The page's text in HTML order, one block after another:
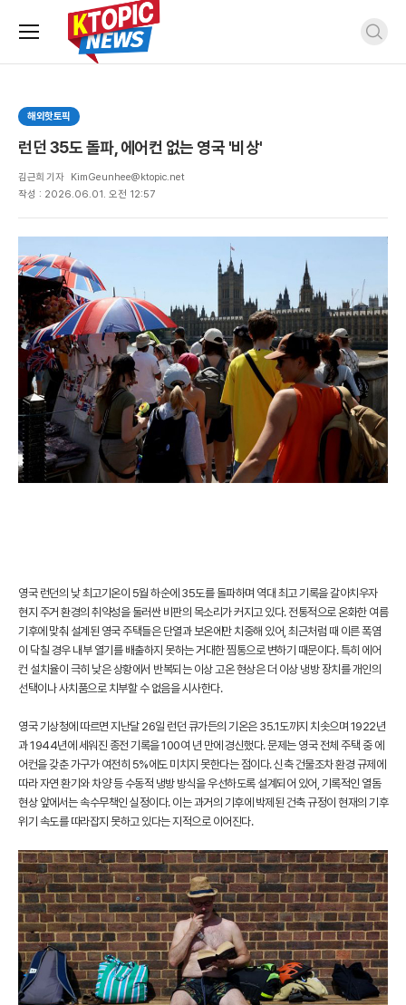
검
주
스
메
뉴
펼
치
기
해외핫토픽
런던 35도 돌파, 에어컨 없는 영국 '비상'
김근희 기자
KimGeunhee@ktopic.net
작성 : 2026.06.01. 오전 12:57
영국 런던의 낮 최고기온이 5월 하순에 35도를 돌파하며 역대 최고 기록을 갈아치우자
현지 주거 환경의 취약성을 둘러싼 비판의 목소리가 커지고 있다. 전통적으로 온화한 여름
기후에 맞춰 설계된 영국 주택들은 단열과 보온에만 치중해 있어, 최근처럼 때 이른 폭염
이 닥칠 경우 내부 열기를 배출하지 못하는 거대한 찜통으로 변하기 때문이다. 특히 에어
컨 설치율이 극히 낮은 상황에서 반복되는 이상 고온 현상은 더 이상 냉방 장치를 개인의
선택이나 사치품으로 치부할 수 없음을 시사한다.
영국 기상청에 따르면 지난달 26일 런던 큐가든의 기온은 35.1도까지 치솟으며 1922년
과 1944년에 세워진 종전 기록을 100여 년 만에 경신했다. 문제는 영국 전체 주택 중 에
어컨을 갖춘 가구가 여전히 5%에도 미치지 못한다는 점이다. 신축 건물조차 환경 규제에
따라 자연 환기와 차양 등 수동적 냉방 방식을 우선하도록 설계되어 있어, 기록적인 열돔
현상 앞에서는 속수무책인 실정이다. 이는 과거의 기후에 박제된 건축 규정이 현재의 기후
위기 속도를 따라잡지 못하고 있다는 지적으로 이어진다.